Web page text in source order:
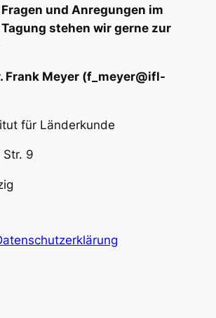
und Anregungen im
stehen wir gerne zur
Frank Meyer (f_meyer@ifl-
für Länderkunde
Str. 9